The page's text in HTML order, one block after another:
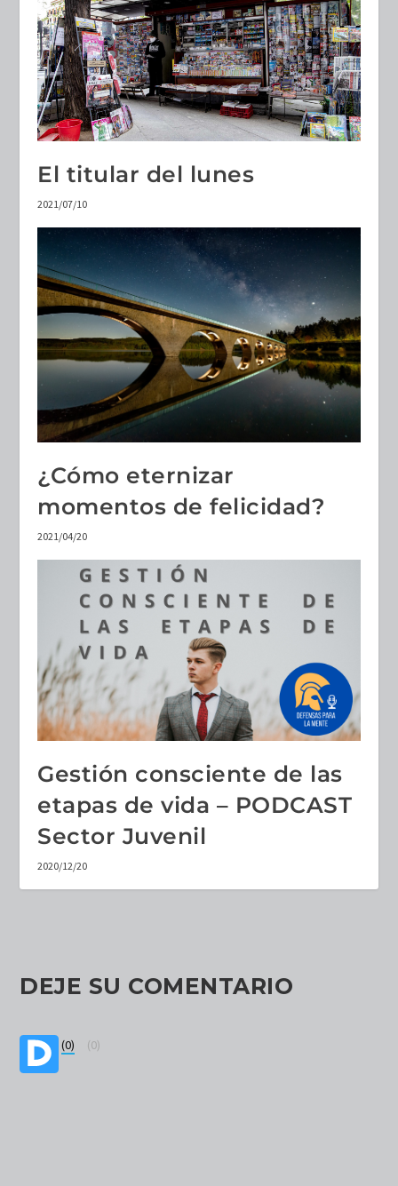
El titular del lunes
2021/07/10
¿Cómo eternizar
momentos de felicidad?
2021/04/20
Gestión consciente de las
etapas de vida – PODCAST
Sector Juvenil
2020/12/20
DEJE SU COMENTARIO
(0) (0)